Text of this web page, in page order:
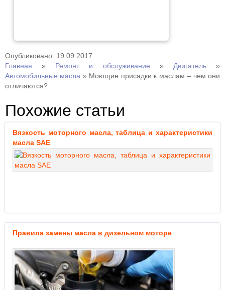
Опубликовано: 19.09.2017
Главная » Ремонт и обслуживание » Двигатель»
Автомобильные масла » Моющие присадки к маслам – чем они
отличаются?
Похожие статьи
Вязкость моторного масла, таблица и характеристики
масла SAE
Правила замены масла в дизельном моторе